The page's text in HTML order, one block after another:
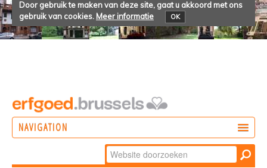
Door gebruik te maken van deze site, gaat u akkoord met ons
gebruik van cookies. Meer informatie OK
NAVIGATION
Zoek